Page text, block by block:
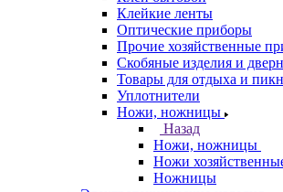
Клейкие ленты
Оптические приборы
Прочие хозяйственные
Скобяные изделия и
Товары для отдыха и
Уплотнители
Ножи, ножницы
Назад
Ножи, ножницы
Ножи
Ножницы